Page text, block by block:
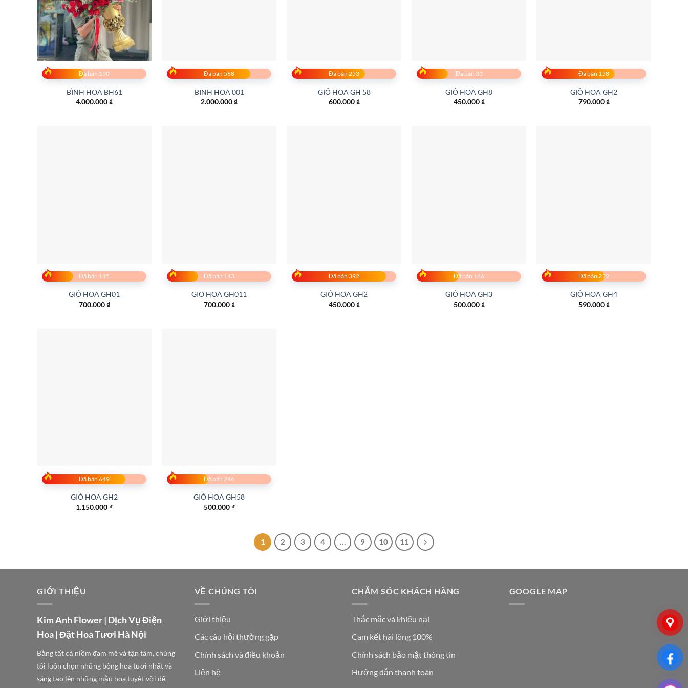
Đã bán 190
BÌNH HOA BH61
4.000.000₫
Đã bán 568
BINH HOA 001
2.000.000₫
Đã bán 253
GIỎ HOA GH 58
600.000₫
Đã bán 33
GIỎ HOA GH8
450.000₫
Đã bán 158
GIỎ HOA GH2
790.000₫
Đã bán 115
GIỎ HOA GH01
700.000₫
Đã bán 143
GIO HOA GH011
700.000₫
Đã bán 392
GIỎ HOA GH2
450.000₫
Đã bán 166
GIỎ HOA GH3
500.000₫
Đã bán 232
GIỎ HOA GH4
590.000₫
Đã bán 649
GIỎ HOA GH2
1.150.000₫
Đã bán 246
GIỎ HOA GH58
500.000₫
1 2 3 4 … 9 10 11
GIỚI THIỆU
Kim Anh Flower | Dịch Vụ Điện
Hoa | Đặt Hoa Tươi Hà Nội
Bằng tất cả niềm đam mê và tận tâm, chúng
tôi luôn chọn những bông hoa tươi nhất và
sáng tạo lên những mẫu hoa tuyệt vời để
VỀ CHÚNG TÔI
Giới thiệu
Các câu hỏi thường gặp
Chính sách và điều khoản
Liện hệ
CHĂM SÓC KHÁCH HÀNG
Thắc mắc và khiếu nại
Cam kết hài lòng 100%
Chính sách bảo mật thông tin
Hướng dẫn thanh toán
GOOGLE MAP